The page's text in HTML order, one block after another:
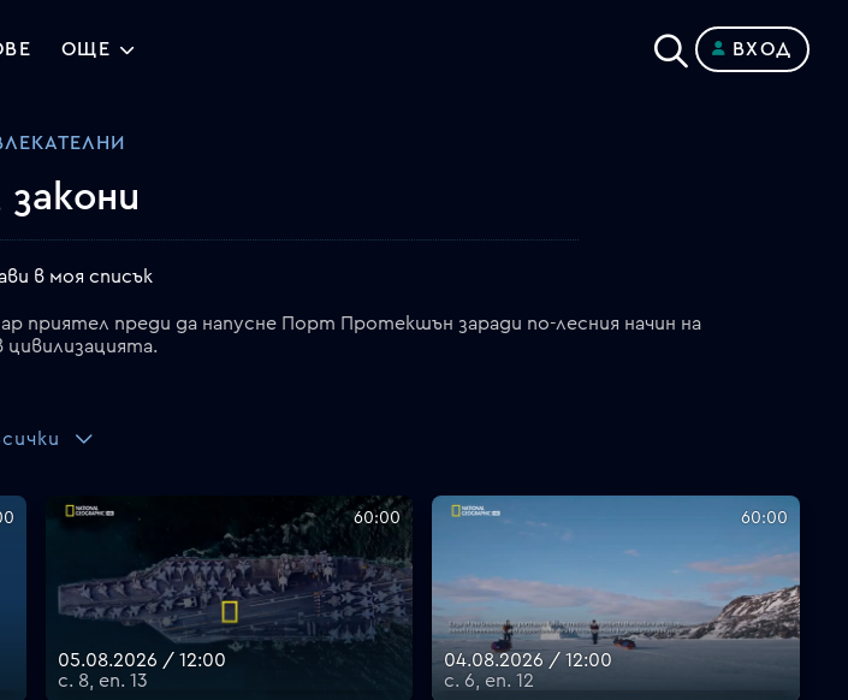
ОЩЕ ВХОД
закони
в моя списък
приятел преди да напусне Порт Протекшън заради по-лесния начин на
60:00
05.08.2026 / 12:00
с. 8, еп. 13
60:00
04.08.2026 / 12:00
с. 6, еп. 12